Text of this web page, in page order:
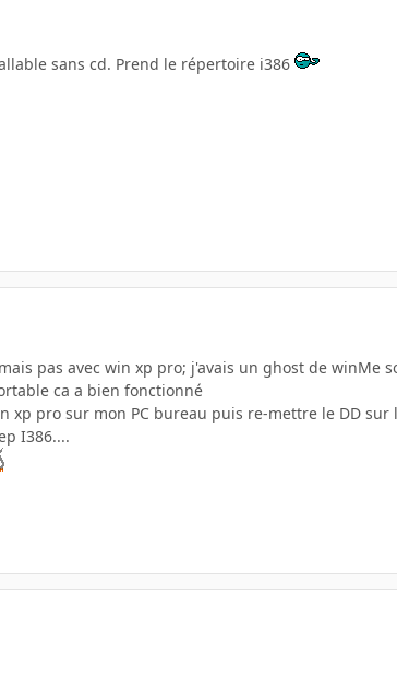
sans cd. Prend le répertoire i386
pas avec win xp pro; j'avais un ghost de
ca a bien fonctionné
xp pro sur mon PC bureau puis re-mettre le DD
I386....